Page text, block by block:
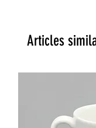
Articles